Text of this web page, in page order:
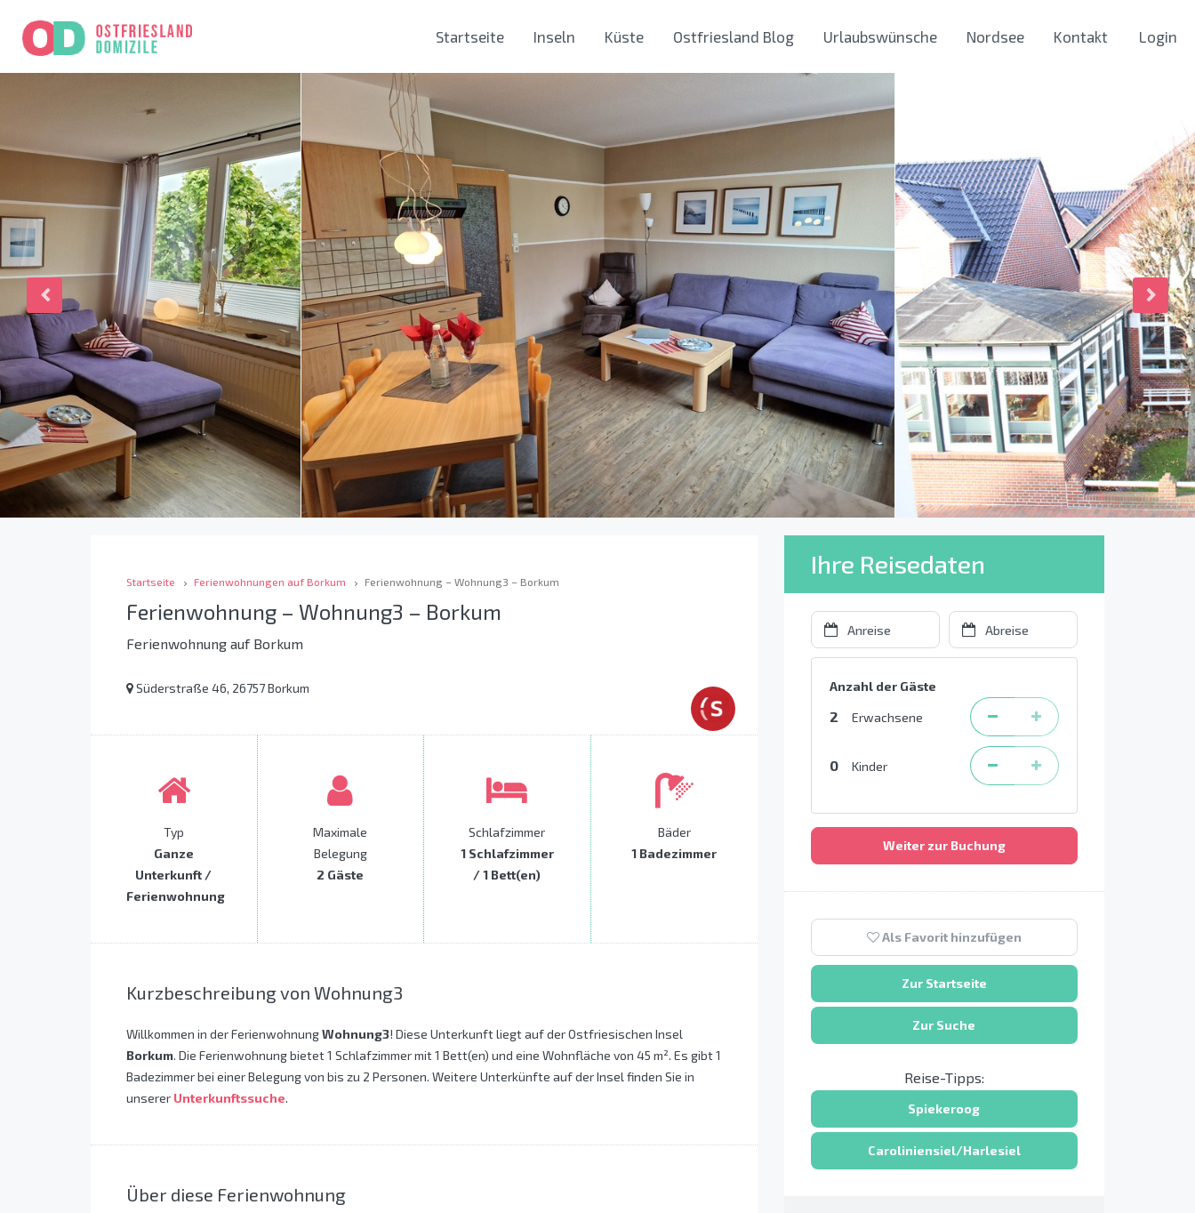
Startseite Inseln Küste Ostfriesland Blog Urlaubswünsche Nordsee Kontakt Login
Startseite Ferienwohnungen auf Borkum Ferienwohnung – Wohnung3 – Borkum
Ferienwohnung – Wohnung3 – Borkum
Ferienwohnung auf Borkum
Süderstraße 46, 26757 Borkum
Typ
Ganze
Unterkunft /
Ferienwohnung
Maximale
Belegung
2 Gäste
Schlafzimmer
1 Schlafzimmer
/ 1 Bett(en)
Bäder
1 Badezimmer
Kurzbeschreibung von Wohnung3
Willkommen in der FerienwohnungWohnung3! Diese Unterkunft liegt auf der Ostfriesischen Insel
Borkum. Die Ferienwohnung bietet 1 Schlafzimmer mit 1 Bett(en) und eine Wohnfläche von 45 m². Es gibt 1
Badezimmer bei einer Belegung von bis zu 2 Personen. Weitere Unterkünfte auf der Insel finden Sie in
unserer Unterkunftssuche.
Über diese Ferienwohnung
Ihre Reisedaten
Anzahl der Gäste
2 Erwachsene
0 Kinder
Weiter zur Buchung
Als Favorit hinzufügen
Zur Startseite
Zur Suche
Reise-Tipps:
Spiekeroog
Caroliniensiel/Harlesiel